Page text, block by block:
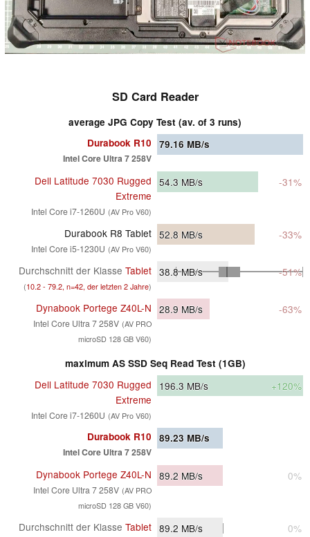
SD Card Reader
average JPG Copy Test (av. of 3 runs)
Durabook R10
Intel Core Ultra 7 258V
79.16 MB/s
Dell Latitude 7030 Rugged
Extreme
Intel Core i7-1260U (AV Pro V60)
54.3 MB/s -31%
Durabook R8 Tablet
Intel Core i5-1230U (AV Pro V60)
52.8 MB/s -33%
Durchschnitt der Klasse Tablet
(10.2 - 79.2, n=42, der letzten 2 Jahre)
38.8MB/s -51%
Dynabook Portege Z40L-N
Intel Core Ultra 7 258V (AV PRO
microSD 128 GB V60)
28.9 MB/s -63%
maximum AS SSD Seq Read Test (1GB)
Dell Latitude 7030 Rugged
Extreme
Intel Core i7-1260U (AV Pro V60)
196.3 MB/s +120%
Durabook R10
Intel Core Ultra 7 258V
89.23 MB/s
Dynabook Portege Z40L-N
Intel Core Ultra 7 258V (AV PRO
microSD 128 GB V60)
89.2 MB/s 0%
Durchschnitt der Klasse Tablet 89.2 MB/s 0%